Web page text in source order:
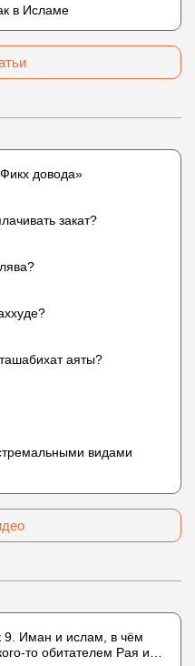
в Исламе
довода»
закат?
аяты?
видами
9. Иман и ислам, в чём
то обитателем Рая или